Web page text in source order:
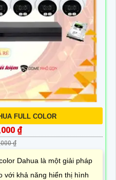
FULL COLOR
₫
₫
Dahua là một giải pháp
với khả năng hiển thị hình